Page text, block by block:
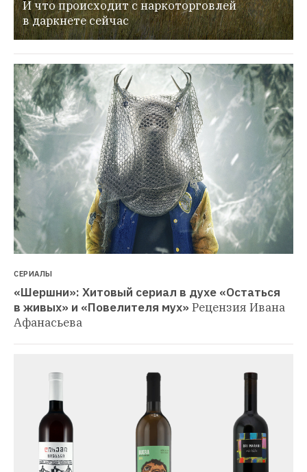
И что происходит с наркоторговлей
в даркнете сейчас
СЕРИАЛЫ
«Шершни»: Хитовый сериал в духе «Остаться
в живых» и «Повелителя мух» Рецензия Ивана
Афанасьева